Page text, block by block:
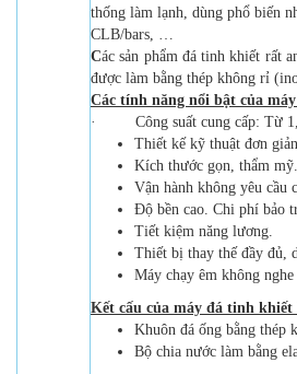
thống làm lạnh, dùng phổ biến
CLB/bars, …
Các sản phẩm đá tinh khiết rất
được làm bằng thép không rỉ
Các tính năng nổi bật của
· Công suất cung cấp: Từ
Thiết kế kỹ thuật đơn giản.
Kích thước gọn, thẩm mỹ.
Vận hành không yêu cầu
Độ bền cao. Chi phí bảo
Tiết kiệm năng lương.
Thiết bị thay thế đầy đủ,
Máy chạy êm không nghe
Kết cấu của máy đá tinh khiết
Khuôn đá ống bằng thép
Bộ chia nước làm bằng